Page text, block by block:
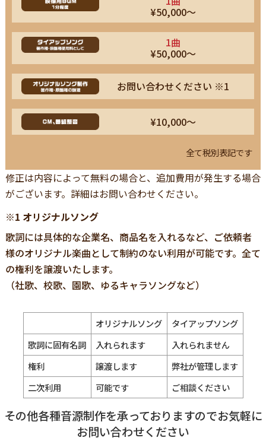
¥50,000～
1曲
¥50,000～
お問い合わせください ※1
¥10,000～
全て税別表記です
修正は内容によって無料の場合と、追加費用が発生する場合
がございます。詳細はお問い合わせください。
※1 オリジナルソング
歌詞には具体的な企業名、商品名を入れるなど、ご依頼者
様のオリジナル楽曲として制約のない利用が可能です。全て
の権利を譲渡いたします。
（社歌、校歌、園歌、ゆるキャラソングなど）
オリジナルソング
タイアップソング
歌詞に固有名詞
入れられます
入れられません
権利
譲渡します
弊社が管理します
二次利用
可能です ご相談ください
その他各種音源制作を承っておりますのでお気軽に
お問い合わせください